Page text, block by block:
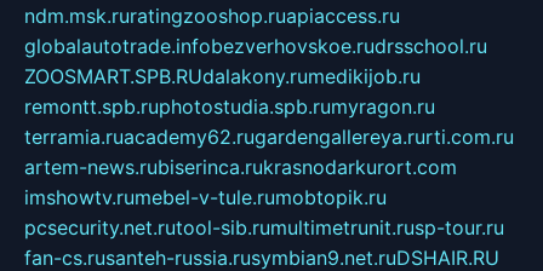
ndm.msk.ruratingzooshop.ruapiaccess.ru
globalautotrade.infobezverhovskoe.rudrsschool.ru
ZOOSMART.SPB.RUdalakony.rumedikijob.ru
remontt.spb.ruphotostudia.spb.rumyragon.ru
terramia.ruacademy62.rugardengallereya.rurti.com.ru
artem-news.rubiserinca.rukrasnodarkurort.com
imshowtv.rumebel-v-tule.rumobtopik.ru
pcsecurity.net.rutool-sib.rumultimetrunit.rusp-tour.ru
fan-cs.rusanteh-russia.rusymbian9.net.ruDSHAIR.RU